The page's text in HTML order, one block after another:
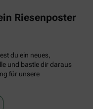
Riesenposter
du ein neues,
und bastle dir daraus
für unsere